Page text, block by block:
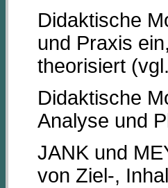
Didaktische
und Praxis
theorisiert
Didaktische
Analyse und
JANK und
von Ziel-,